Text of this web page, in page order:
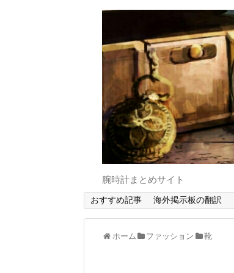
腕時計まとめサイト
おすすめ記事 海外掲示板の翻訳
ホーム ファッション 靴